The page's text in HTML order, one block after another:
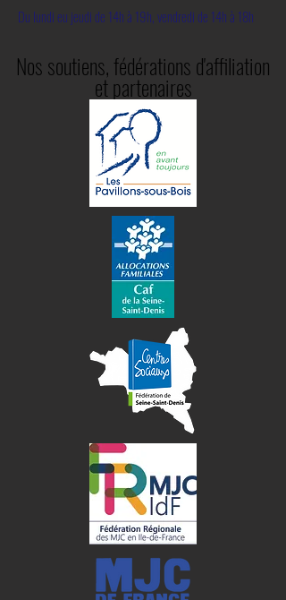
Du lundi eu jeudi de 14h à 19h, vendredi de 14h à 18h
Nos soutiens, fédérations d'affiliation
et partenaires